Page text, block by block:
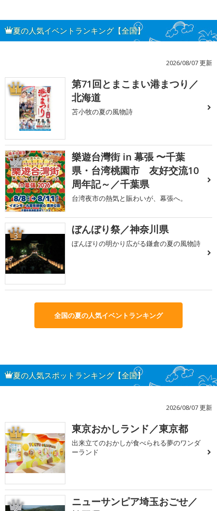
夏の人気イベントランキング【全国】
2026/08/07 更新
1
第71回とまこまい港まつり／
北海道
苫小牧の夏の風物詩
2
樂遊台灣街 in 幕張 〜千葉
県・台湾桃園市 友好交流10
周年記～／千葉県
台湾夜市の熱気と賑わいが、幕張へ。
3 ぼんぼり祭／神奈川県
ぼんぼりの明かり広がる鎌倉の夏の風物詩
全国の夏の人気イベントランキング
夏の人気スポットランキング【全国】
2026/08/07 更新
1 東京おかしランド／東京都
出来立てのおかしが食べられる夢のワンダ
ーランド
2
ニューサンピア埼玉おごせ／